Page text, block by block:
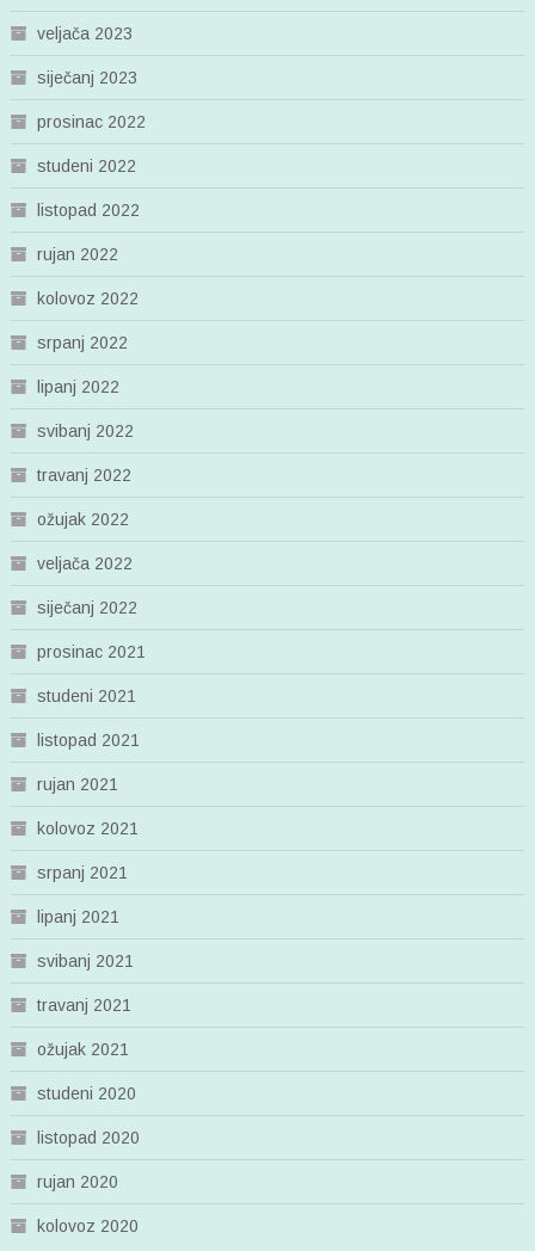
veljača 2023
siječanj 2023
prosinac 2022
studeni 2022
listopad 2022
rujan 2022
kolovoz 2022
srpanj 2022
lipanj 2022
svibanj 2022
travanj 2022
ožujak 2022
veljača 2022
siječanj 2022
prosinac 2021
studeni 2021
listopad 2021
rujan 2021
kolovoz 2021
srpanj 2021
lipanj 2021
svibanj 2021
travanj 2021
ožujak 2021
studeni 2020
listopad 2020
rujan 2020
kolovoz 2020